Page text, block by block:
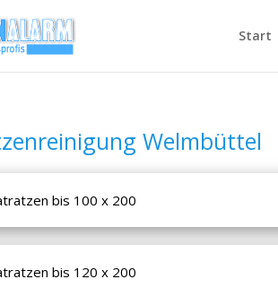
Start
Welmbüttel
bis 100 x 200
bis 120 x 200